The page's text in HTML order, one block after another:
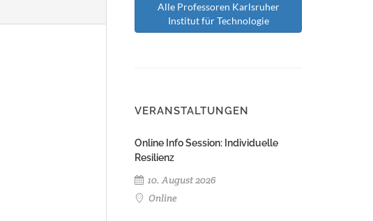
Alle Professoren Karlsruher
Institut für Technologie
VERANSTALTUNGEN
Online Info Session: Individuelle
Resilienz
10. August 2026
Online